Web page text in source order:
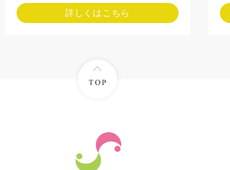
詳しくはこちら